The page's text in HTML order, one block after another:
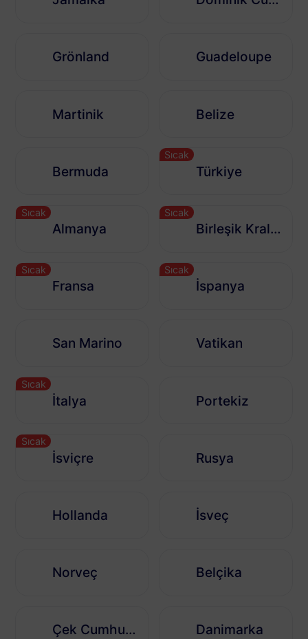
Grönland Guadeloupe
Martinik Belize
Bermuda Türkiye
Sıcak
Almanya
Sıcak
Birleşik Krallık
Sıcak
Fransa
Sıcak
İspanya
Sıcak
San Marino Vatikan
İtalya
Sıcak
Portekiz
İsviçre
Sıcak
Rusya
Hollanda İsveç
Norveç Belçika
Çek Cumhuriyeti Danimarka